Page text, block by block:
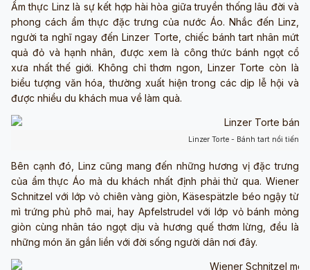
Ẩm thực Linz là sự kết hợp hài hòa giữa truyền thống lâu đời và
phong cách ẩm thực đặc trưng của nước Áo. Nhắc đến Linz,
người ta nghĩ ngay đến Linzer Torte, chiếc bánh tart nhân mứt
quả đỏ và hạnh nhân, được xem là công thức bánh ngọt cổ
xưa nhất thế giới. Không chỉ thơm ngon, Linzer Torte còn là
biểu tượng văn hóa, thường xuất hiện trong các dịp lễ hội và
được nhiều du khách mua về làm quà.
Linzer Torte - Bánh tart nổi tiếng
Bên cạnh đó, Linz cũng mang đến những hương vị đặc trưng
của ẩm thực Áo mà du khách nhất định phải thử qua. Wiener
Schnitzel với lớp vỏ chiên vàng giòn, Käsespätzle béo ngậy từ
mì trứng phủ phô mai, hay Apfelstrudel với lớp vỏ bánh mỏng
giòn cùng nhân táo ngọt dịu và hương quế thơm lừng, đều là
những món ăn gắn liền với đời sống người dân nơi đây.